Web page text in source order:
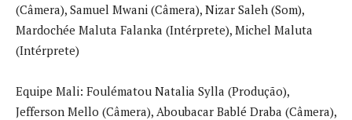
(Câmera), Samuel Mwani (Câmera), Nizar Saleh (Som),
Mardochée Maluta Falanka (Intérprete), Michel Maluta
(Intérprete)
Equipe Mali: Foulématou Natalia Sylla (Produção),
Jefferson Mello (Câmera), Aboubacar Bablé Draba (Câmera),